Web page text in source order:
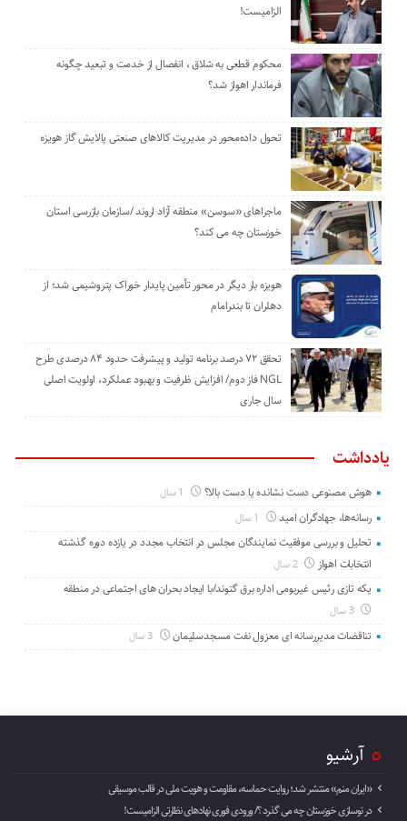
الزامیست!
محکوم قطعی به شلاق ، انفصال از خدمت و تبعید چگونه
فرماندار اهواز شد؟
تحول داده‌محور در مدیریت کالاهای صنعتی پالایش گاز هویزه
ماجراهای «سوسن» منطقه آزاد اروند /سازمان بازرسی استان
خوزستان چه می کند؟
هویزه بار دیگر در محور تأمین پایدار خوراک پتروشیمی شد؛ از
دهلران تا بندرامام
تحقق ۷۲ درصد برنامه تولید و پیشرفت حدود ۸۴ درصدی طرح
NGL فاز دوم/ افزایش ظرفیت و بهبود عملکرد، اولویت اصلی
سال جاری
یادداشت
هوش مصنوعی دست نشانده یا دست بالا؟
رسانه‌ها، جهادگران امید
تحلیل و بررسی موفقیت نمایندگان مجلس در انتخاب مجدد در یازده دوره گذشته
انتخابات اهواز
2 سال
یکه تازی رئیس غیربومی اداره برق گتوند/با ایجاد بحران های اجتماعی در منطقه
3 سال
تناقضات مدیررسانه ای معزول نفت مسجدسلیمان 3 سال
آرشیو
«ایران منم» منتشر شد؛ روایت حماسه، مقاومت و هویت ملی در قالب موسیقی
در نوسازی خوزستان چه می گذرد ؟/ ورودی فوری نهادهای نظارتی الزامیست!